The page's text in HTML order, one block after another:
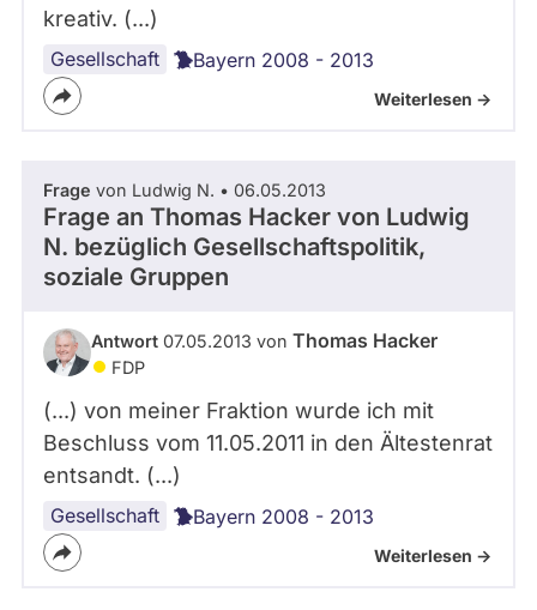
kreativ. (...)
Gesellschaft Bayern 2008 - 2013
Weiterlesen ->
Frage von Ludwig N. • 06.05.2013
Frage an Thomas Hacker von Ludwig
N. bezüglich Gesellschaftspolitik,
soziale Gruppen
Antwort 07.05.2013 von Thomas Hacker
FDP
(...) von meiner Fraktion wurde ich mit
Beschluss vom 11.05.2011 in den Ältestenrat
entsandt. (...)
Gesellschaft Bayern 2008 - 2013
Weiterlesen ->